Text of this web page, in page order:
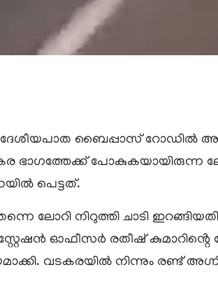
ദേശീയപാത ബൈപ്പാസ് റോഡിൽ
ഭാഗത്തേക്ക് പോകുകയായിരുന്ന
പെട്ടത്.
ലോറി നിറുത്തി ചാടി
സ്റ്റേഷൻ ഓഫീസർ രതീഷ്
വടകരയിൽ നിന്നും രണ്ട്